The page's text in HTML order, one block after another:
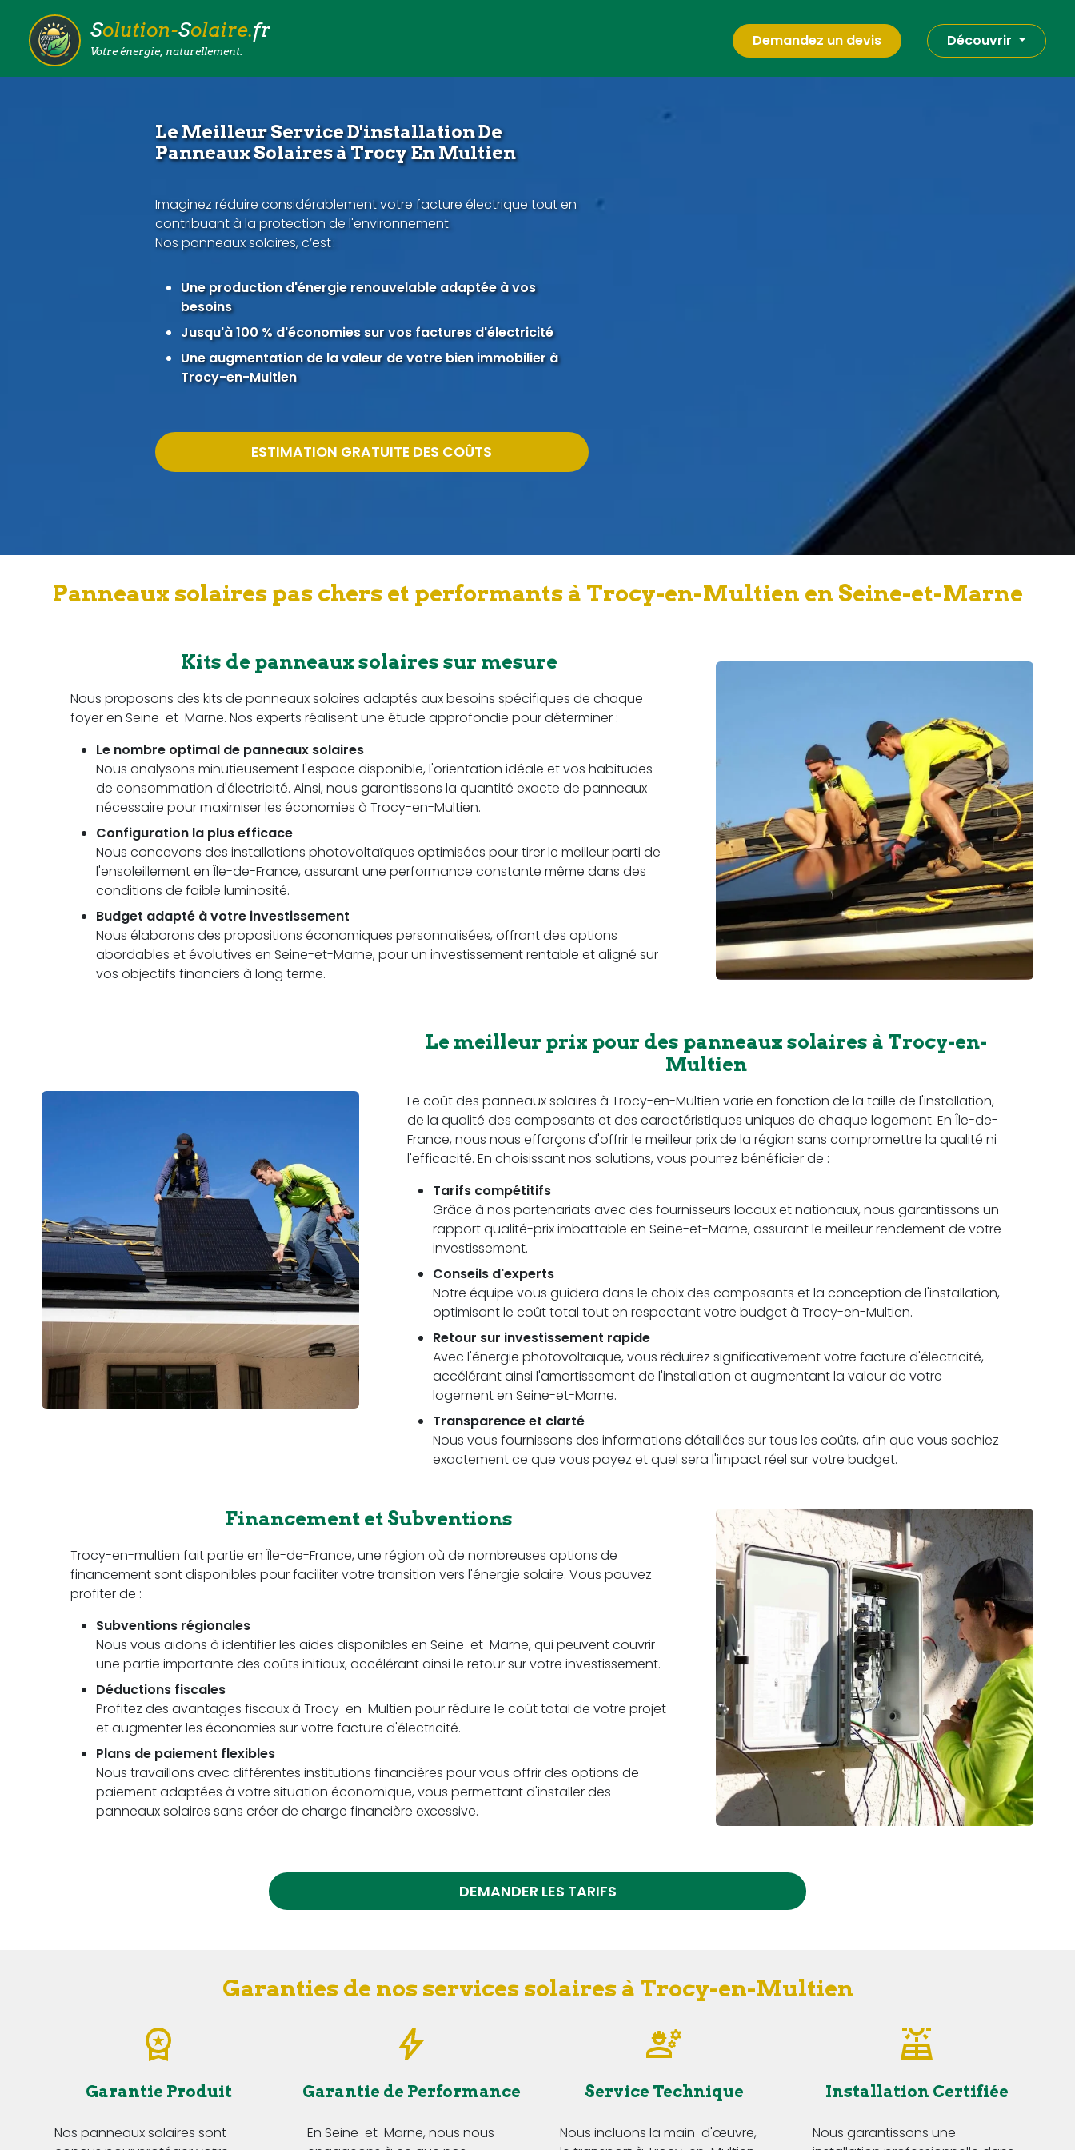
Solution-Solaire.fr
Votre énergie, naturellement.
Demandez un devis Découvrir
Le Meilleur Service D'installation De
Panneaux Solaires à Trocy En Multien
Imaginez réduire considérablement votre facture électrique tout en
contribuant à la protection de l'environnement.
Nos panneaux solaires, c’est :
Une production d'énergie renouvelable adaptée à vos
besoins
Jusqu'à 100 % d'économies sur vos factures d'électricité
Une augmentation de la valeur de votre bien immobilier à
Trocy-en-Multien
ESTIMATION GRATUITE DES COÛTS
Panneaux solaires pas chers et performants à Trocy-en-Multien en Seine-et-Marne
Kits de panneaux solaires sur mesure
Nous proposons des kits de panneaux solaires adaptés aux besoins spécifiques de chaque
foyer en Seine-et-Marne. Nos experts réalisent une étude approfondie pour déterminer :
Le nombre optimal de panneaux solaires
Nous analysons minutieusement l'espace disponible, l'orientation idéale et vos habitudes
de consommation d'électricité. Ainsi, nous garantissons la quantité exacte de panneaux
nécessaire pour maximiser les économies à Trocy-en-Multien.
Configuration la plus efficace
Nous concevons des installations photovoltaïques optimisées pour tirer le meilleur parti de
l'ensoleillement en Île-de-France, assurant une performance constante même dans des
conditions de faible luminosité.
Budget adapté à votre investissement
Nous élaborons des propositions économiques personnalisées, offrant des options
abordables et évolutives en Seine-et-Marne, pour un investissement rentable et aligné sur
vos objectifs financiers à long terme.
Le meilleur prix pour des panneaux solaires à Trocy-en-
Multien
Le coût des panneaux solaires à Trocy-en-Multien varie en fonction de la taille de l'installation,
de la qualité des composants et des caractéristiques uniques de chaque logement. En Île-de-
France, nous nous efforçons d'offrir le meilleur prix de la région sans compromettre la qualité ni
l'efficacité. En choisissant nos solutions, vous pourrez bénéficier de :
Tarifs compétitifs
Grâce à nos partenariats avec des fournisseurs locaux et nationaux, nous garantissons un
rapport qualité-prix imbattable en Seine-et-Marne, assurant le meilleur rendement de votre
investissement.
Conseils d'experts
Notre équipe vous guidera dans le choix des composants et la conception de l'installation,
optimisant le coût total tout en respectant votre budget à Trocy-en-Multien.
Retour sur investissement rapide
Avec l'énergie photovoltaïque, vous réduirez significativement votre facture d'électricité,
accélérant ainsi l'amortissement de l'installation et augmentant la valeur de votre
logement en Seine-et-Marne.
Transparence et clarté
Nous vous fournissons des informations détaillées sur tous les coûts, afin que vous sachiez
exactement ce que vous payez et quel sera l'impact réel sur votre budget.
Financement et Subventions
Trocy-en-multien fait partie en Île-de-France, une région où de nombreuses options de
financement sont disponibles pour faciliter votre transition vers l'énergie solaire. Vous pouvez
profiter de :
Subventions régionales
Nous vous aidons à identifier les aides disponibles en Seine-et-Marne, qui peuvent couvrir
une partie importante des coûts initiaux, accélérant ainsi le retour sur votre investissement.
Déductions fiscales
Profitez des avantages fiscaux à Trocy-en-Multien pour réduire le coût total de votre projet
et augmenter les économies sur votre facture d'électricité.
Plans de paiement flexibles
Nous travaillons avec différentes institutions financières pour vous offrir des options de
paiement adaptées à votre situation économique, vous permettant d'installer des
panneaux solaires sans créer de charge financière excessive.
DEMANDER LES TARIFS
Garanties de nos services solaires à Trocy-en-Multien
Garantie Produit
Nos panneaux solaires sont
Garantie de Performance
En Seine-et-Marne, nous nous
Service Technique
Nous incluons la main-d'œuvre,
Installation Certifiée
Nous garantissons une